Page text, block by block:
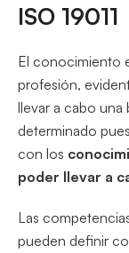
ISO 19011
El conocimiento
profesión,
llevar a cabo una
determinado
con los
poder llevar a
Las
pueden definir